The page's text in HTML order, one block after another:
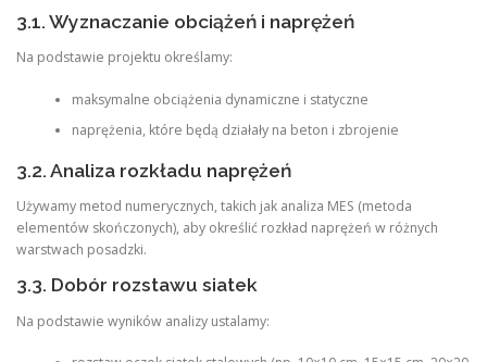
3.1. Wyznaczanie obciążeń i naprężeń
Na podstawie projektu określamy:
maksymalne obciążenia dynamiczne i statyczne
naprężenia, które będą działały na beton i zbrojenie
3.2. Analiza rozkładu naprężeń
Używamy metod numerycznych, takich jak analiza MES (metoda
elementów skończonych), aby określić rozkład naprężeń w różnych
warstwach posadzki.
3.3. Dobór rozstawu siatek
Na podstawie wyników analizy ustalamy: